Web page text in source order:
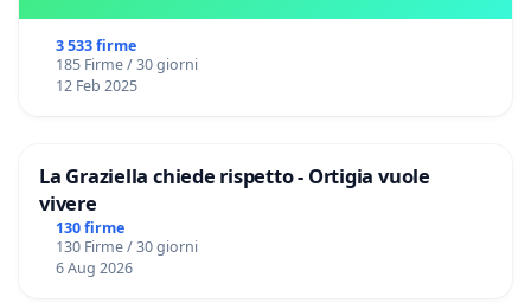
3 533 firme
185 Firme / 30 giorni
12 Feb 2025
La Graziella chiede rispetto - Ortigia vuole
vivere
130 firme
130 Firme / 30 giorni
6 Aug 2026